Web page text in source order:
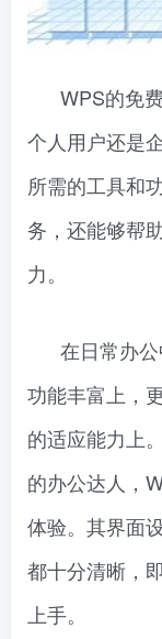
WPS的免
个人用户还是
所需的工具和
务，还能够帮
力。
在日常办
功能丰富上，
的适应能力上
的办公达人，
体验。其界面
都十分清晰，
上手。